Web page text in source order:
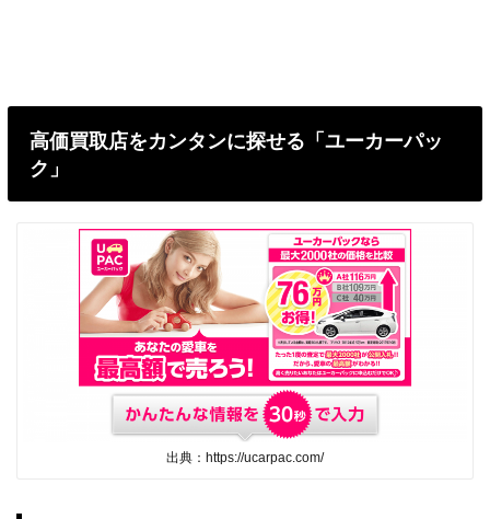
高価買取店をカンタンに探せる「ユーカーパッ
ク」
出典：https://ucarpac.com/